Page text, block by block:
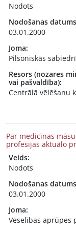
Nodots
Nodošanas
03.01.2000
Joma:
Pilsoniskās
Resors (nozares
vai pašvaldība):
Centrālā vēlēšanu
Par medicīnas
profesijas aktuālo
Veids:
Nodots
Nodošanas
03.01.2000
Joma:
Veselības aprūpes